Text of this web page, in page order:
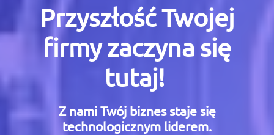
Przyszłość Twojej
firmy zaczyna się
tutaj!
Z nami Twój biznes staje się
technologicznym liderem.